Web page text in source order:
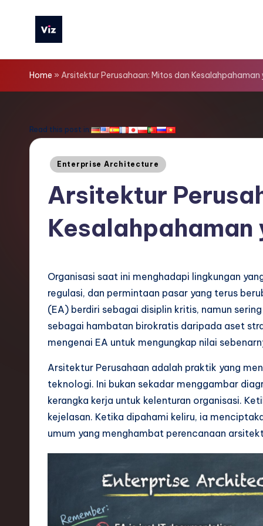
V
iz
o
si
Home » Arsitektur Perusahaan: Mitos dan
Read this post in:
Posted
Enterprise Architecture
Arsitektur
Kesalahpahaman
Organisasi saat ini menghadapi lingkungan
regulasi, dan permintaan pasar yang terus
(EA) berdiri sebagai disiplin kritis, namun
sebagai hambatan birokratis daripada aset
mengenai EA untuk mengungkap nilai
Arsitektur Perusahaan adalah praktik yang
teknologi. Ini bukan sekadar menggambar
kerangka kerja untuk kelenturan organisasi.
kejelasan. Ketika dipahami keliru, ia
umum yang menghambat perencanaan